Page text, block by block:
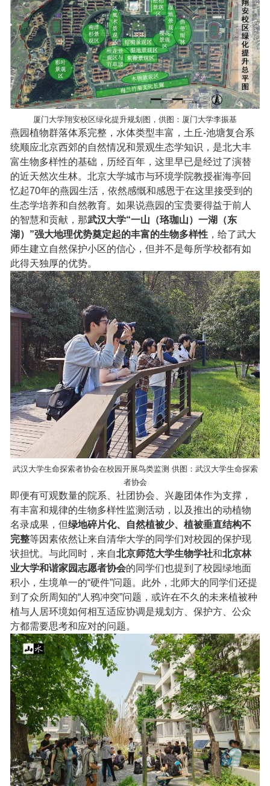
厦门大学翔安校区绿化提升规划图，供图：厦门大学李振基
燕园植物群落体系完整，水体类型丰富，土丘-池塘复合系
统顺应北京西郊的自然情况和景观生态学知识，是北大丰
富生物多样性的基础，历经百年，这里早已是经过了演替
的近天然次生林。北京大学城市与环境学院教授崔海亭回
忆起70年的燕园生活，依然感慨和感恩于在这里接受到的
生态学培养和自然教育。如果说燕园的宝贵要得益于前人
的智慧和贡献，那武汉大学“一山（珞珈山）一湖（东
湖）”强大地理优势奠定起的丰富的生物多样性 ，给了武大
师生建立自然保护小区的信心，但并不是每所学校都有如
此得天独厚的优势。
武汉大学生命探索者协会在校园开展鸟类监测 供图：武汉大学生命探索
者协会
即便有可观数量的院系、社团协会、兴趣团体作为支撑，
有丰富和规律的生物多样性监测活动，以及推出的动植物
名录成果，但绿地碎片化、自然植被少、植被垂直结构不
完整等因素依然让来自清华大学的同学们对校园的保护现
状担忧。与此同时，来自北京师范大学生物学社和北京林
业大学和谐家园志愿者协会的同学们也提到了校园绿地面
积小，生境单一的“硬件”问题。此外，北师大的同学们还提
到了众所周知的“人鸦冲突”问题，或许在不久的未来植被种
植与人居环境如何相互适应协调是规划方、保护方、公众
方都需要思考和应对的问题。